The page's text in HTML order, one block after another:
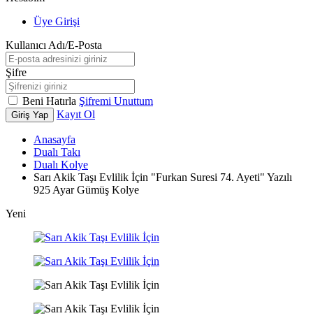
Üye Girişi
Kullanıcı Adı/E-Posta
Şifre
Beni Hatırla Şifremi Unuttum
Giriş Yap Kayıt Ol
Anasayfa
Dualı Takı
Dualı Kolye
Sarı Akik Taşı Evlilik İçin "Furkan Suresi 74. Ayeti" Yazılı
925 Ayar Gümüş Kolye
Yeni